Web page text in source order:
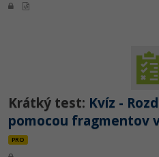
Krátký test: Kvíz -
pomocou fragmentov
PRO